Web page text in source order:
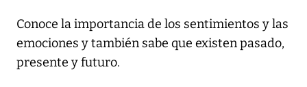
Conoce la importancia de los sentimientos y las
emociones y también sabe que existen pasado,
presente y futuro.